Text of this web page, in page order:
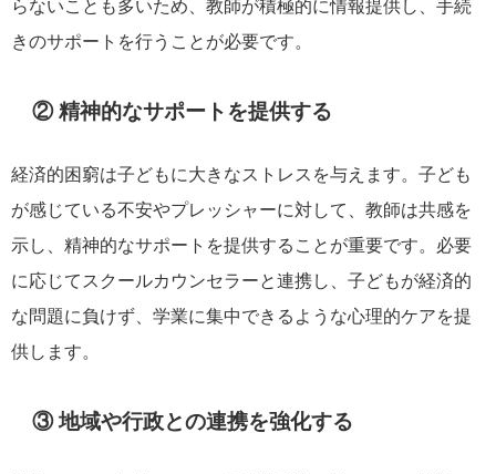
らないことも多いため、教師が積極的に情報提供し、手続
きのサポートを行うことが必要です。
② 精神的なサポートを提供する
経済的困窮は子どもに大きなストレスを与えます。子ども
が感じている不安やプレッシャーに対して、教師は共感を
示し、精神的なサポートを提供することが重要です。必要
に応じてスクールカウンセラーと連携し、子どもが経済的
な問題に負けず、学業に集中できるような心理的ケアを提
供します。
③ 地域や行政との連携を強化する